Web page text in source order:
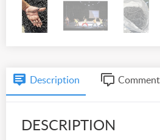
Description
DESCRIPTION